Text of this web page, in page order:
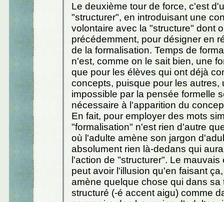
Le deuxième tour de force, c'est
"structurer", en introduisant une
volontaire avec la "structure" dont
précédemment, pour désigner en
de la formalisation. Temps de
n'est, comme on le sait bien, une
que pour les élèves qui ont déjà
concepts, puisque pour les autres,
impossible par la pensée formelle
nécessaire à l'apparition du
En fait, pour employer des mots
"formalisation" n'est rien d'autre
où l'adulte amène son jargon
absolument rien là-dedans qui
l'action de "structurer". Le mauvais
peut avoir l'illusion qu'en faisant
amène quelque chose qui dans sa
structuré (-é accent aigu) comme